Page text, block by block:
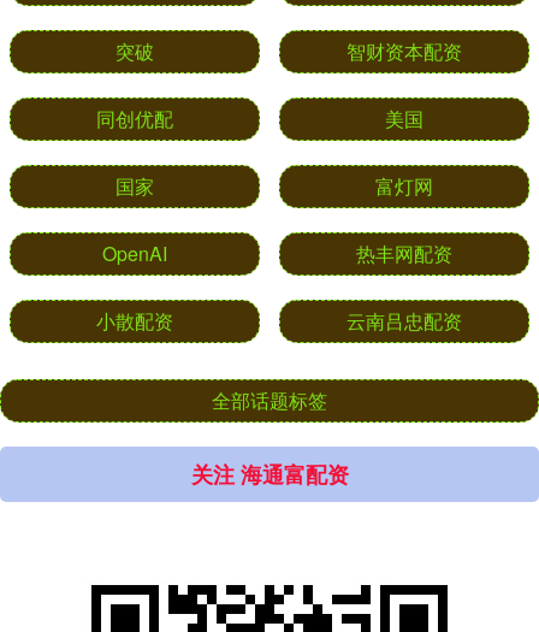
突破 智财资本配资
同创优配 美国
国家 富灯网
OpenAI 热丰网配资
小散配资 云南吕忠配资
全部话题标签
关注 海通富配资